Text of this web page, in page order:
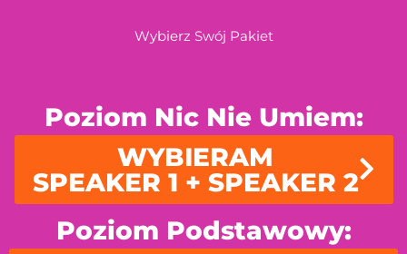
Wybierz Swój Pakiet
Poziom Nic Nie Umiem:
WYBIERAM
SPEAKER 1 + SPEAKER 2
Poziom Podstawowy: